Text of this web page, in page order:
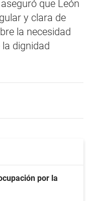
que León
y clara de
la necesidad
dignidad
por la